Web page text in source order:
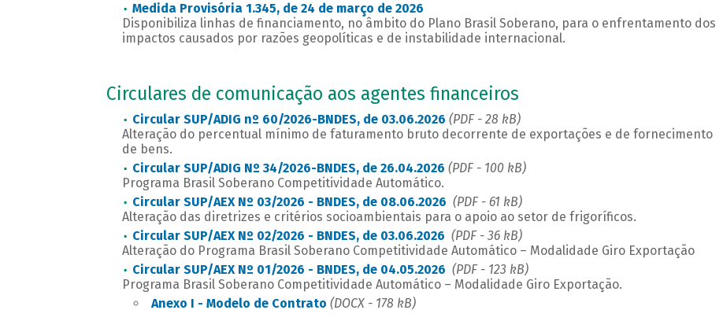
Medida Provisória 1.345, de 24 de março de 2026
Disponibiliza linhas de financiamento, no âmbito do Plano Brasil Soberano, para o enfrentamento dos
impactos causados por razões geopolíticas e de instabilidade internacional.
Circulares de comunicação aos agentes financeiros
Circular SUP/ADIG nº 60/2026-BNDES, de 03.06.2026 (PDF - 28 kB)
Alteração do percentual mínimo de faturamento bruto decorrente de exportações e de fornecimento
de bens.
Circular SUP/ADIG Nº 34/2026-BNDES, de 26.04.2026 (PDF - 100 kB)
Programa Brasil Soberano Competitividade Automático.
Circular SUP/AEX Nº 03/2026 - BNDES, de 08.06.2026 (PDF - 61 kB)
Alteração das diretrizes e critérios socioambientais para o apoio ao setor de frigoríficos.
Circular SUP/AEX Nº 02/2026 - BNDES, de 03.06.2026 (PDF - 36 kB)
Alteração do Programa Brasil Soberano Competitividade Automático – Modalidade Giro Exportação
Circular SUP/AEX Nº 01/2026 - BNDES, de 04.05.2026 (PDF - 123 kB)
Programa Brasil Soberano Competitividade Automático – Modalidade Giro Exportação.
Anexo I - Modelo de Contrato (DOCX - 178 kB)